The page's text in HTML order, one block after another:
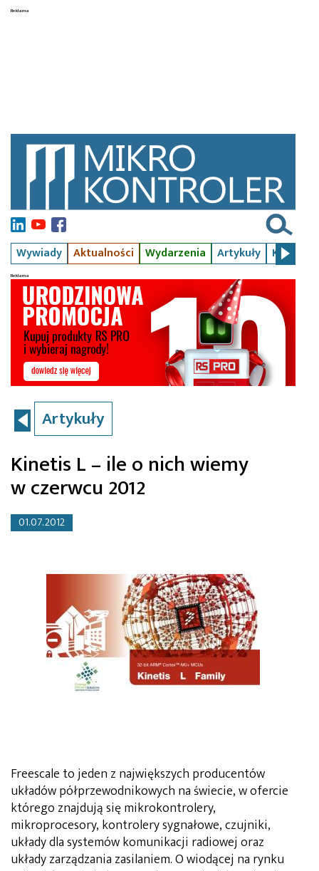
Wywiady Aktualności Wydarzenia Artykuły Kursy
Artykuły
Kinetis L – ile o nich wiemy
w czerwcu 2012
01.07.2012
Freescale to jeden z największych producentów
układów półprzewodnikowych na świecie, w ofercie
którego znajdują się mikrokontrolery,
mikroprocesory, kontrolery sygnałowe, czujniki,
układy dla systemów komunikacji radiowej oraz
układy zarządzania zasilaniem. O wiodącej na rynku